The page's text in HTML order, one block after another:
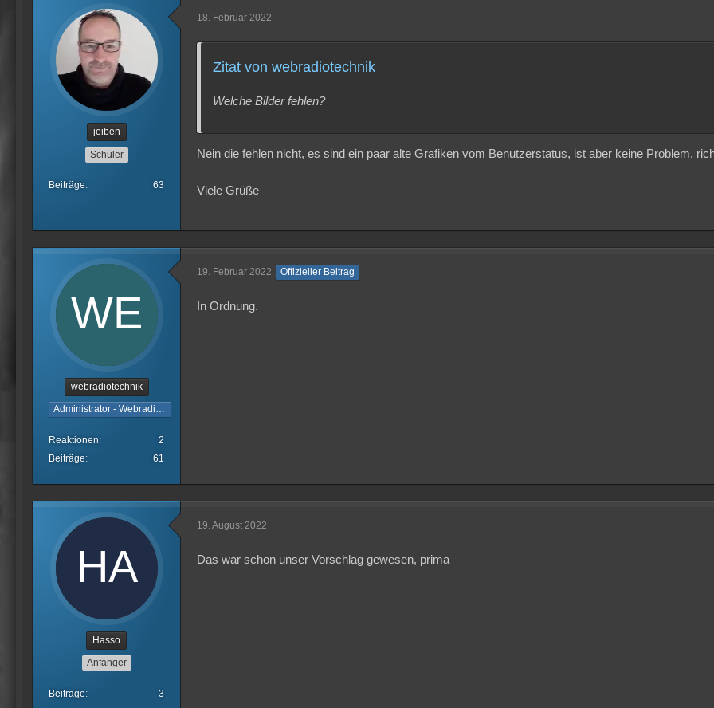
jeiben
Schüler
Beiträge 63
18. Februar 2022
Zitat von webradiotechnik
Welche Bilder fehlen?
Nein die fehlen nicht, es sind ein paar alte Grafiken vom Benutzerstatus, ist aber keine Problem,
Viele Grüße
webradiotechnik
Administrator - Webradiotechnik
Reaktionen
2
Beiträge
61
19. Februar 2022 Offizieller Beitrag
In Ordnung.
Hasso
Anfänger
Beiträge 3
19. August 2022
Das war schon unser Vorschlag gewesen, prima